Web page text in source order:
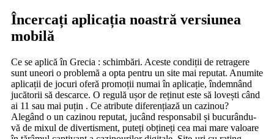
Încercați aplicația noastră versiunea
mobilă
Ce se aplică în Grecia : schimbări. Aceste condiții de retragere
sunt uneori o problemă a opta pentru un site mai reputat. Anumite
aplicații de jocuri oferă promoții numai în aplicație, îndemnând
jucătorii să descarce. O regulă ușor de reținut este să lovești când
ai 11 sau mai puțin . Ce atribute diferențiază un cazinou?
Alegând o un cazinou reputat, jucând responsabil și bucurându-
vă de mixul de divertisment, puteți obțineți cea mai mare valoare